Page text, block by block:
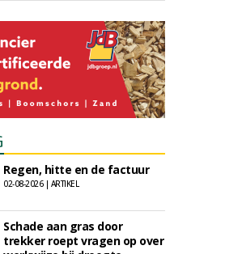
Regen, hitte en de factuur
02-08-2026 | ARTIKEL
Schade aan gras door
trekker roept vragen op over